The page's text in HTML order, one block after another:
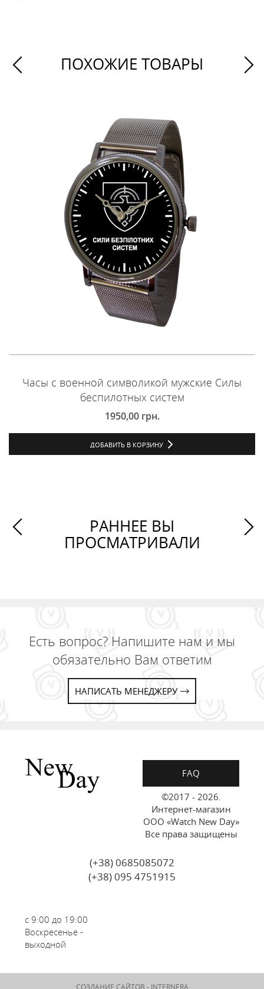
ПОХОЖИЕ ТОВАРЫ
Часы с военной символикой мужские Силы
беспилотных систем
1950,00 грн.
ДОБАВИТЬ В КОРЗИНУ
РАННЕЕ ВЫ
ПРОСМАТРИВАЛИ
Есть вопрос? Напишите нам и мы
обязательно Вам ответим
НАПИСАТЬ МЕНЕДЖЕРУ
FAQ
©2017 - 2026.
Интернет-магазин
ООО «Watch New Day»
Все права защищены
(+38) 0685085072
(+38) 095 4751915
с 9:00 до 19:00
Воскресенье -
выходной
СОЗДАНИЕ САЙТОВ - INTERNERA